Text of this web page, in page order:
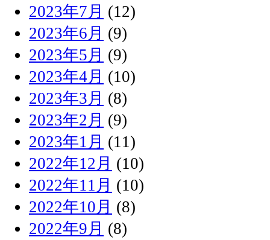
2023年7月 (12)
2023年6月 (9)
2023年5月 (9)
2023年4月 (10)
2023年3月 (8)
2023年2月 (9)
2023年1月 (11)
2022年12月 (10)
2022年11月 (10)
2022年10月 (8)
2022年9月 (8)